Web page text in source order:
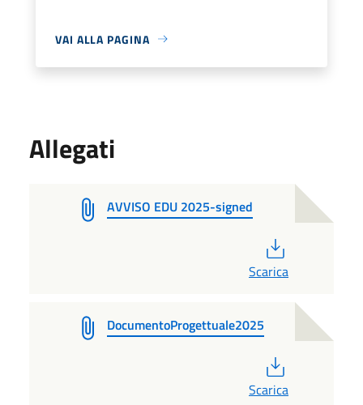
VAI ALLA PAGINA
Allegati
AVVISO EDU 2025-signed
Scarica
DocumentoProgettuale2025
Scarica